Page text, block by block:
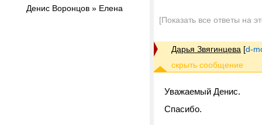
Денис Воронцов » Елена
[Показать все ответы на
Дарья Звягинцева [d-
Уважаемый Денис.
Спасибо.